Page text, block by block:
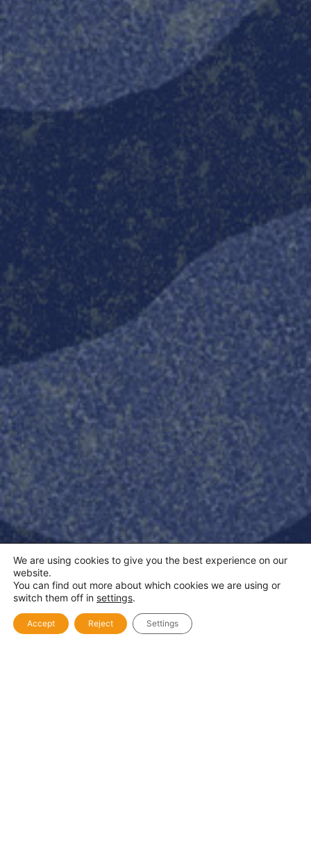
We are using cookies to give you the best experience on our
website.
You can find out more about which cookies we are using or
switch them off in settings.
Accept Reject Settings